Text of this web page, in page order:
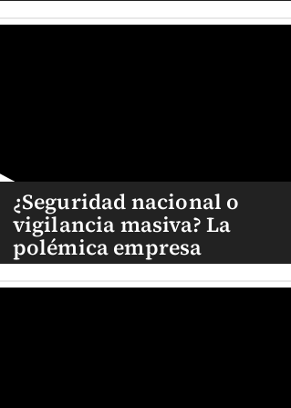
¿Seguridad nacional o
vigilancia masiva? La
polémica empresa